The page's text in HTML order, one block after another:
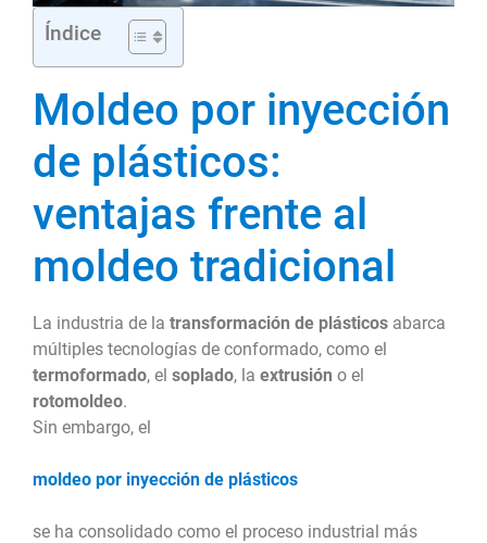
Índice
Moldeo por inyección
de plásticos:
ventajas frente al
moldeo tradicional
La industria de la transformación de plásticos abarca
múltiples tecnologías de conformado, como el
termoformado, el soplado, la extrusión o el
rotomoldeo.
Sin embargo, el
moldeo por inyección de plásticos
se ha consolidado como el proceso industrial más